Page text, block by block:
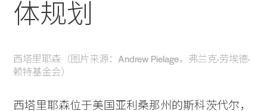
体规划
西塔里耶森（图片来源：Andrew Pielage，弗兰克·劳埃德·
赖特基金会）
西塔里耶森位于美国亚利桑那州的斯科茨代尔，